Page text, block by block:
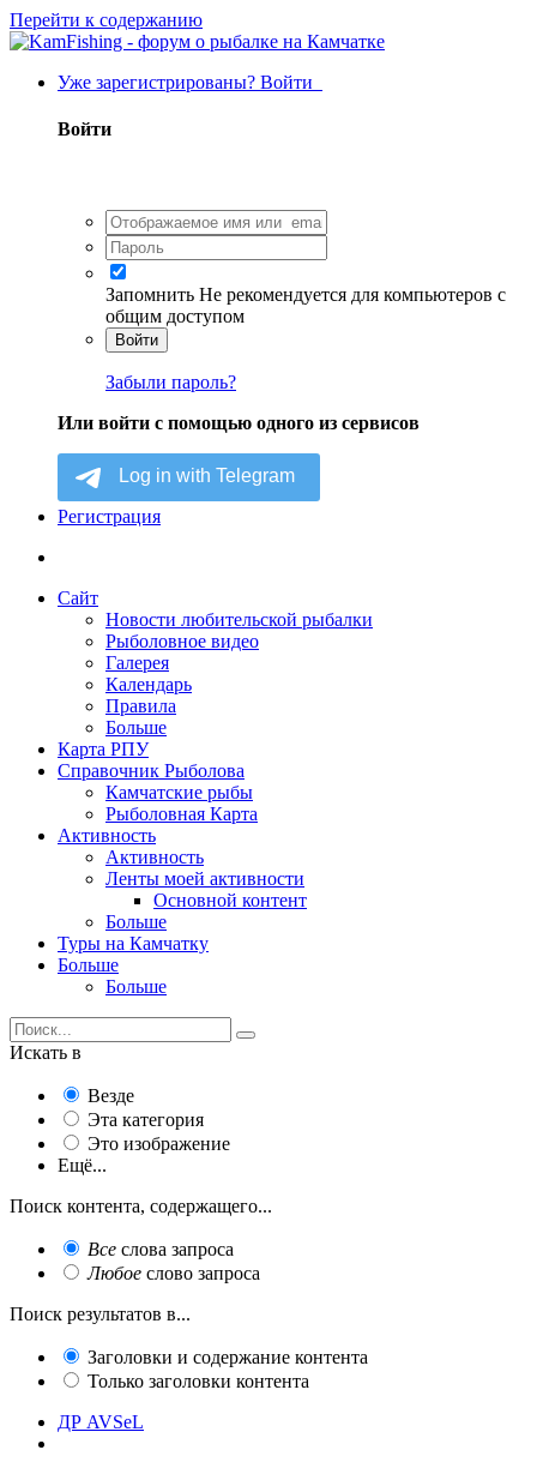
Перейти к содержанию
Уже зарегистрированы? Войти
Войти
Запомнить Не рекомендуется для компьютеров с
общим доступом
Войти
Забыли пароль?
Или войти с помощью одного из сервисов
Регистрация
Сайт
Новости любительской рыбалки
Рыболовное видео
Галерея
Календарь
Правила
Больше
Карта РПУ
Справочник Рыболова
Камчатские рыбы
Рыболовная Карта
Активность
Активность
Ленты моей активности
Основной контент
Больше
Туры на Камчатку
Больше
Больше
Искать в
Везде
Эта категория
Это изображение
Ещё...
Поиск контента, содержащего...
Все слова запроса
Любое слово запроса
Поиск результатов в...
Заголовки и содержание контента
Только заголовки контента
ДР AVSeL